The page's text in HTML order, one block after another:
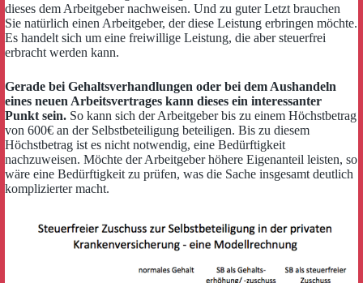
dieses dem Arbeitgeber nachweisen. Und zu guter Letzt brauchen
Sie natürlich einen Arbeitgeber, der diese Leistung erbringen möchte.
Es handelt sich um eine freiwillige Leistung, die aber steuerfrei
erbracht werden kann.
Gerade bei Gehaltsverhandlungen oder bei dem Aushandeln
eines neuen Arbeitsvertrages kann dieses ein interessanter
Punkt sein. So kann sich der Arbeitgeber bis zu einem Höchstbetrag
von 600€ an der Selbstbeteiligung beteiligen. Bis zu diesem
Höchstbetrag ist es nicht notwendig, eine Bedürftigkeit
nachzuweisen. Möchte der Arbeitgeber höhere Eigenanteil leisten, so
wäre eine Bedürftigkeit zu prüfen, was die Sache insgesamt deutlich
komplizierter macht.